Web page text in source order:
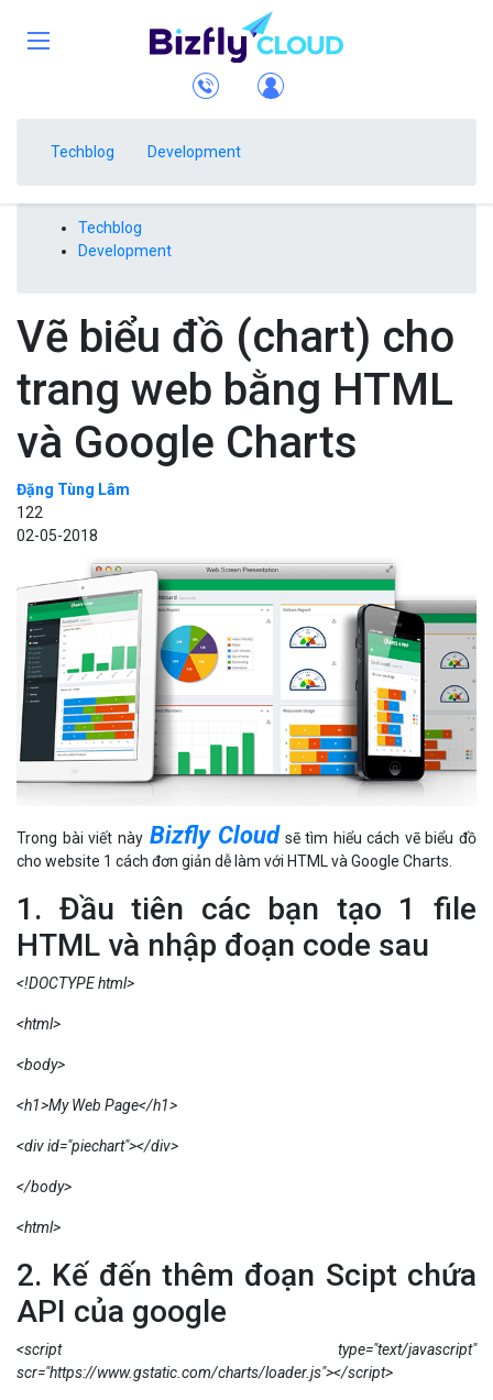
Techblog Development
Techblog
Development
Vẽ biểu đồ (chart) cho
trang web bằng HTML
và Google Charts
Đặng Tùng Lâm
122
02-05-2018
Trong bài viết này Bizfly Cloud sẽ tìm hiểu cách vẽ biểu đồ
cho website 1 cách đơn giản dễ làm với HTML và Google Charts.
1. Đầu tiên các bạn tạo 1 file
HTML và nhập đoạn code sau
<!DOCTYPE html>
<html>
<body>
<h1>My Web Page</h1>
<div id="piechart"></div>
</body>
<html>
2. Kế đến thêm đoạn Scipt chứa
API của google
<script type="text/javascript"
scr="https://www.gstatic.com/charts/loader.js"></script>